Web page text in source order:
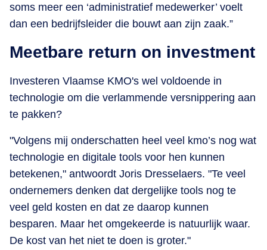
soms meer een ‘administratief medewerker’ voelt
dan een bedrijfsleider die bouwt aan zijn zaak.”
Meetbare return on investment
Investeren Vlaamse KMO's wel voldoende in
technologie om die verlammende versnippering aan
te pakken?
"Volgens mij onderschatten heel veel kmo’s nog wat
technologie en digitale tools voor hen kunnen
betekenen," antwoordt Joris Dresselaers. "Te veel
ondernemers denken dat dergelijke tools nog te
veel geld kosten en dat ze daarop kunnen
besparen. Maar het omgekeerde is natuurlijk waar.
De kost van het niet te doen is groter."